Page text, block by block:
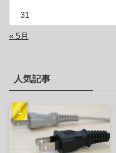
31
« 5月
人気記事